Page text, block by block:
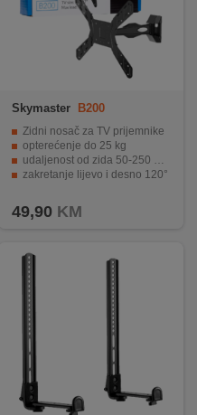
Skymaster B200
Zidni nosač za TV prijemnike
opterećenje do 25 kg
udaljenost od zida 50-250 mm
zakretanje lijevo i desno 120°
49,90 KM